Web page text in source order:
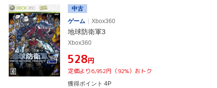
中古
ゲーム
Xbox360
地球防衛軍3
Xbox360
¥528円
定価より6,952円（92%）おトク
獲得ポイント 4P